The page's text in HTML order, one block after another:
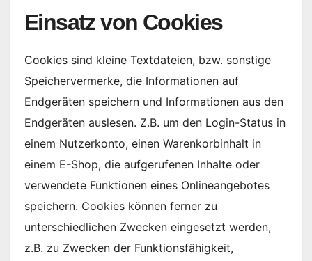
Einsatz von Cookies
Cookies sind kleine Textdateien, bzw. sonstige
Speichervermerke, die Informationen auf
Endgeräten speichern und Informationen aus den
Endgeräten auslesen. Z.B. um den Login-Status in
einem Nutzerkonto, einen Warenkorbinhalt in
einem E-Shop, die aufgerufenen Inhalte oder
verwendete Funktionen eines Onlineangebotes
speichern. Cookies können ferner zu
unterschiedlichen Zwecken eingesetzt werden,
z.B. zu Zwecken der Funktionsfähigkeit,